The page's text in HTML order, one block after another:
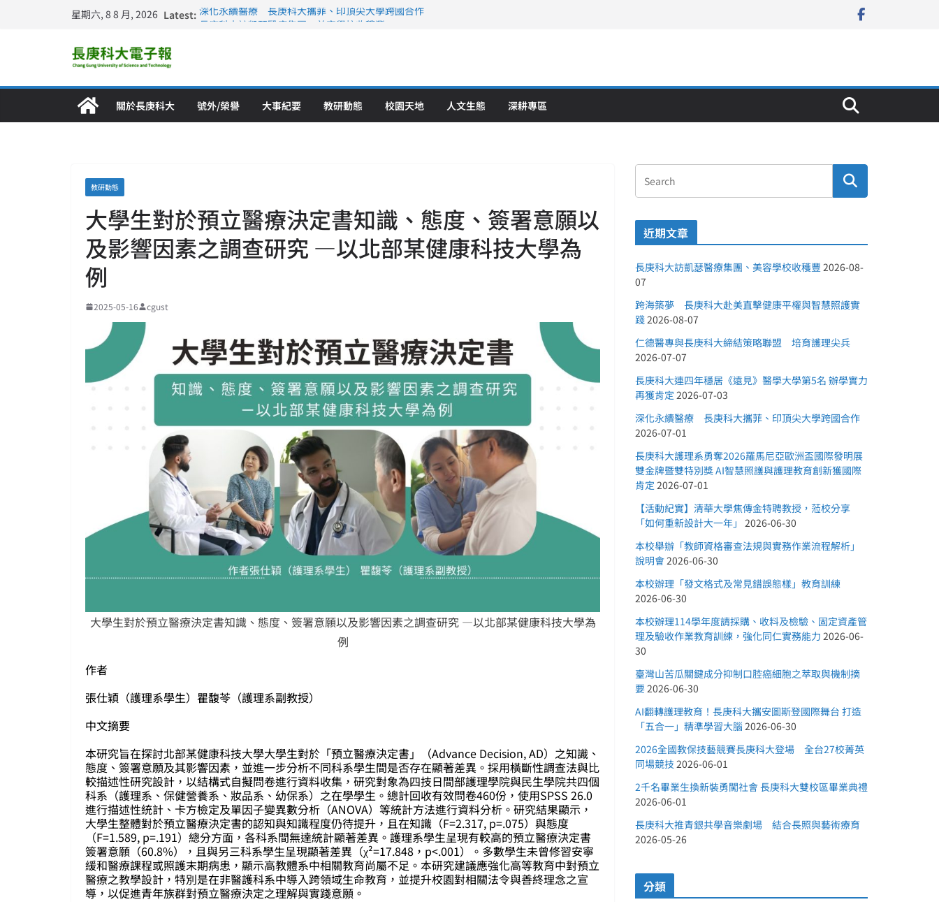
星期六, 8 8 月, 2026 Latest: 深化永續醫療 長庚科大攜菲、印頂尖大學跨國合作
關於長庚科大 號外/榮譽 大事紀要 教研動態 校園天地 人文生態 深耕專區
教研動態
大學生對於預立醫療決定書知識、態度、簽署意願以
及影響因素之調查研究 —以北部某健康科技大學為
例
2025-05-16 cgust
大學生對於預立醫療決定書知識、態度、簽署意願以及影響因素之調查研究 —以北部某健康科技大學為
例
作者
張仕穎（護理系學生）瞿馥苓（護理系副教授）
中文摘要
本研究旨在探討北部某健康科技大學大學生對於「預立醫療決定書」（Advance Decision, AD）之知識、
態度、簽署意願及其影響因素，並進一步分析不同科系學生間是否存在顯著差異。採用橫斷性調查法與比
較描述性研究設計，以結構式自擬問卷進行資料收集，研究對象為四技日間部護理學院與民生學院共四個
科系（護理系、保健營養系、妝品系、幼保系）之在學學生。總計回收有效問卷460份，使用SPSS 26.0
進行描述性統計、卡方檢定及單因子變異數分析（ANOVA）等統計方法進行資料分析。研究結果顯示，
大學生整體對於預立醫療決定書的認知與知識程度仍待提升，且在知識（F=2.317, p=.075）與態度
（F=1.589, p=.191）總分方面，各科系間無達統計顯著差異。護理系學生呈現有較高的預立醫療決定書
簽署意願（60.8%），且與另三科系學生呈現顯著差異（χ²=17.848，p<.001）。多數學生未曾修習安寧
緩和醫療課程或照護末期病患，顯示高教體系中相關教育尚屬不足。本研究建議應強化高等教育中對預立
醫療之教學設計，特別是在非醫護科系中導入跨領域生命教育，並提升校園對相關法令與善終理念之宣
導，以促進青年族群對預立醫療決定之理解與實踐意願。
近期文章
長庚科大訪凱瑟醫療集團、美容學校收穫豐 2026-08-
07
跨海築夢 長庚科大赴美直擊健康平權與智慧照護實
踐2026-08-07
仁德醫專與長庚科大締結策略聯盟 培育護理尖兵
2026-07-07
長庚科大連四年穩居《遠見》醫學大學第5名 辦學實力
再獲肯定 2026-07-03
深化永續醫療 長庚科大攜菲、印頂尖大學跨國合作
2026-07-01
長庚科大護理系勇奪2026羅馬尼亞歐洲盃國際發明展
雙金牌暨雙特別獎 AI智慧照護與護理教育創新獲國際
肯定 2026-07-01
【活動紀實】清華大學焦傳金特聘教授，蒞校分享
「如何重新設計大一年」 2026-06-30
本校舉辦「教師資格審查法規與實務作業流程解析」
說明會2026-06-30
本校辦理「發文格式及常見錯誤態樣」教育訓練
2026-06-30
本校辦理114學年度請採購、收料及檢驗、固定資產管
理及驗收作業教育訓練，強化同仁實務能力 2026-06-
30
臺灣山苦瓜關鍵成分抑制口腔癌細胞之萃取與機制摘
要2026-06-30
AI翻轉護理教育！長庚科大攜安圖斯登國際舞台 打造
「五合一」精準學習大腦 2026-06-30
2026全國教保技藝競賽長庚科大登場 全台27校菁英
同場競技 2026-06-01
2千名畢業生換新裝勇闖社會 長庚科大雙校區畢業典禮
2026-06-01
長庚科大推青銀共學音樂劇場 結合長照與藝術療育
2026-05-26
分類